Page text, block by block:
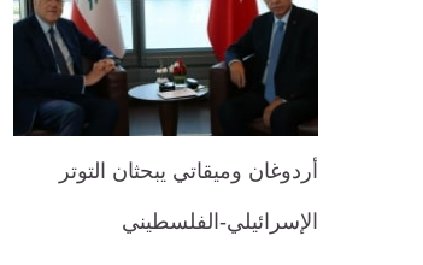
أردوغان وميقاتي يبحثان التوتر
الإسرائيلي-الفلسطيني